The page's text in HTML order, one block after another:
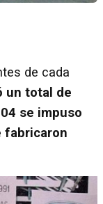
de cada
un total de
se impuso
fabricaron